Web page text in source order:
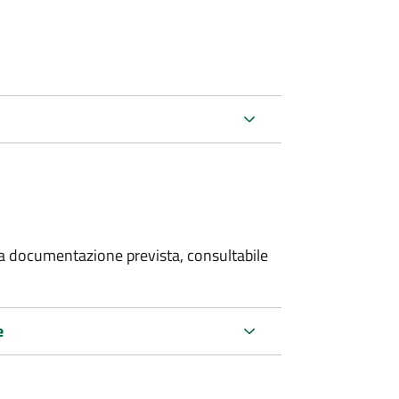
prevista, consultabile